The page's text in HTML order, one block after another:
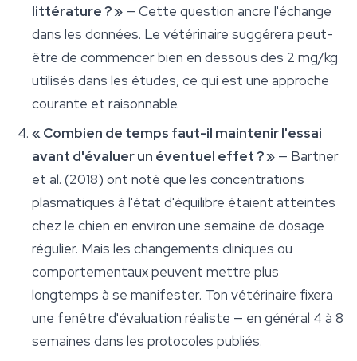
littérature ? » — Cette question ancre l'échange
dans les données. Le vétérinaire suggérera peut-
être de commencer bien en dessous des 2 mg/kg
utilisés dans les études, ce qui est une approche
courante et raisonnable.
« Combien de temps faut-il maintenir l'essai
avant d'évaluer un éventuel effet ? » — Bartner
et al. (2018) ont noté que les concentrations
plasmatiques à l'état d'équilibre étaient atteintes
chez le chien en environ une semaine de dosage
régulier. Mais les changements cliniques ou
comportementaux peuvent mettre plus
longtemps à se manifester. Ton vétérinaire fixera
une fenêtre d'évaluation réaliste — en général 4 à 8
semaines dans les protocoles publiés.